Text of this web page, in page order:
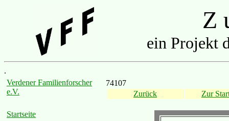
Z
ein Projekt
.
Verdener Familienforscher
e.V.
Startseite
74107
Zurück
Zur